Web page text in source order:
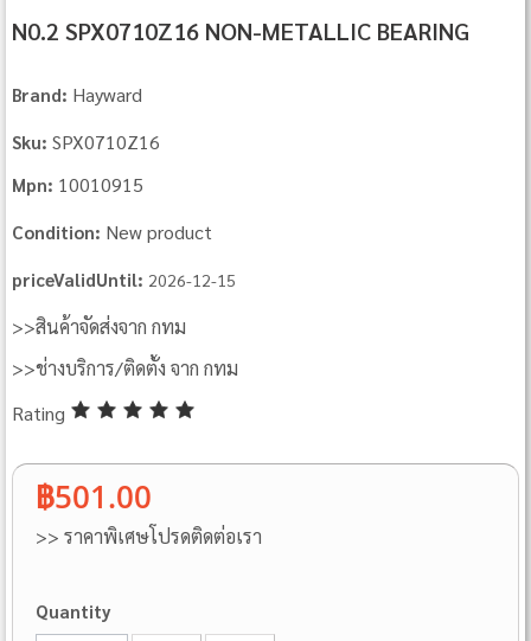
N0.2 SPX0710Z16 NON-METALLIC BEARING
Brand: Hayward
Sku: SPX0710Z16
Mpn: 10010915
Condition: New product
priceValidUntil: 2026-12-15
>>สินค้าจัดส่งจาก กทม
>>ช่างบริการ/ติดตั้ง จาก กทม
Rating
฿501.00
>> ราคาพิเศษโปรดติดต่อเรา
Quantity